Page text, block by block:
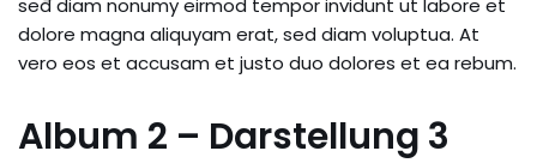
sed diam nonumy eirmod tempor invidunt ut labore et
dolore magna aliquyam erat, sed diam voluptua. At
vero eos et accusam et justo duo dolores et ea rebum.
Album 2 – Darstellung 3